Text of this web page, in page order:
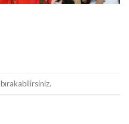
bırakabilirsiniz.